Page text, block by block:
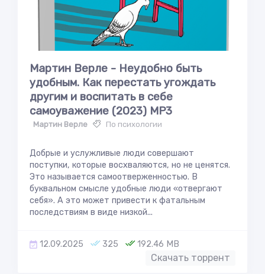
Мартин Верле - Неудобно быть
удобным. Как перестать угождать
другим и воспитать в себе
самоуважение (2023) MP3
Мартин Верле По психологии
Добрые и услужливые люди совершают
поступки, которые восхваляются, но не ценятся.
Это называется самоотверженностью. В
буквальном смысле удобные люди «отвергают
себя». А это может привести к фатальным
последствиям в виде низкой...
12.09.2025 325 192.46 MB
Скачать торрент